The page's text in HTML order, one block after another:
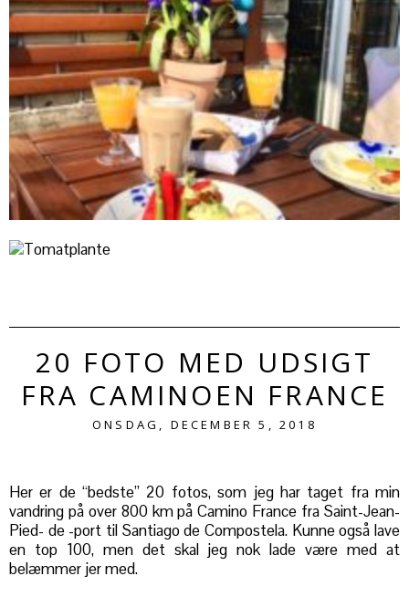
20 FOTO MED UDSIGT
FRA CAMINOEN FRANCE
ONSDAG, DECEMBER 5, 2018
Her er de “bedste” 20 fotos, som jeg har taget fra min
vandring på over 800 km på Camino France fra Saint-Jean-
Pied- de -port til Santiago de Compostela. Kunne også lave
en top 100, men det skal jeg nok lade være med at
belæmmer jer med.